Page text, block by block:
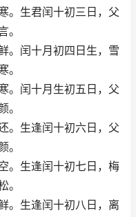
。生君闰十初三日，父
。
。闰十月初四日生，雪
。
。闰十月生初五日，父
。
。生逢闰十初六日，父
。
。生逢闰十初七日，梅
。
。生逢闰十初八日，离